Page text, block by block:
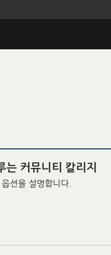
는 커뮤니티 칼리지
션을 설명합니다.